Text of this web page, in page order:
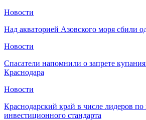
Новости
Над акваторией Азовского моря
Новости
Спасатели напомнили о запрете
Краснодара
Новости
Краснодарский край в числе лидеров
инвестиционного стандарта